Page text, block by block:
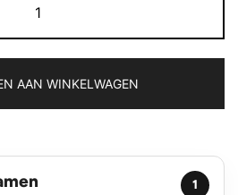
gerecycled
mm
rolmaat
AAN WINKELWAGEN
1